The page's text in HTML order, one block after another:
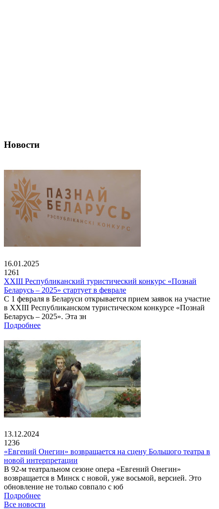
Новости
16.01.2025
1261
XXIII Республиканский туристический конкурс «Познай
Беларусь – 2025» стартует в феврале
С 1 февраля в Беларуси открывается прием заявок на участие
в XXIII Республиканском туристическом конкурсе «Познай
Беларусь – 2025». Эта зн
Подробнее
13.12.2024
1236
«Евгений Онегин» возвращается на сцену Большого театра в
новой интерпретации
В 92-м театральном сезоне опера «Евгений Онегин»
возвращается в Минск с новой, уже восьмой, версией. Это
обновление не только совпало с юб
Подробнее
Все новости